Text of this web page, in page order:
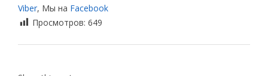
Viber, Мы на Facebook
Просмотров: 649